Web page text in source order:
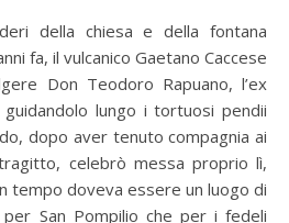
della chiesa e della fontana
fa, il vulcanico Gaetano Caccese
Don Teodoro Rapuano, l’ex
lungo i tortuosi pendii
dopo aver tenuto compagnia ai
celebrò messa proprio lì,
tempo doveva essere un luogo di
San Pompilio che per i fedeli